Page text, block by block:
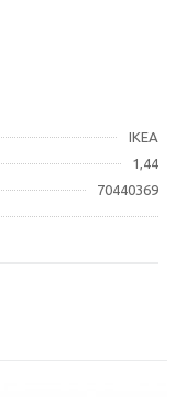
IKEA
1,44
70440369